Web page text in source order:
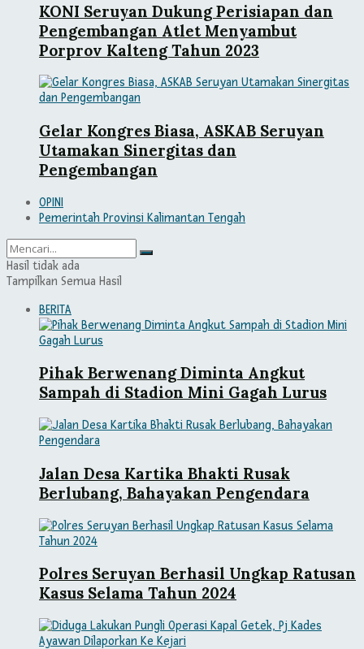
KONI Seruyan Dukung Perisiapan dan
Pengembangan Atlet Menyambut
Porprov Kalteng Tahun 2023
Gelar Kongres Biasa, ASKAB Seruyan
Utamakan Sinergitas dan
Pengembangan
OPINI
Pemerintah Provinsi Kalimantan Tengah
Hasil tidak ada
Tampilkan Semua Hasil
BERITA
Pihak Berwenang Diminta Angkut
Sampah di Stadion Mini Gagah Lurus
Jalan Desa Kartika Bhakti Rusak
Berlubang, Bahayakan Pengendara
Polres Seruyan Berhasil Ungkap Ratusan
Kasus Selama Tahun 2024